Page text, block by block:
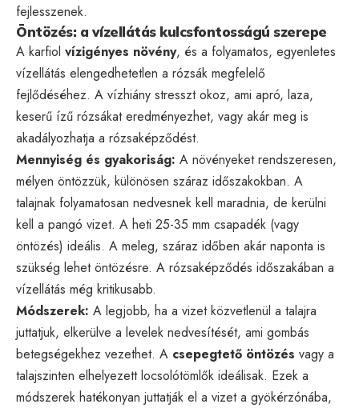
fejlesszenek.
Öntözés: a vízellátás kulcsfontosságú szerepe
A karfiol vízigényes növény, és a folyamatos, egyenletes
vízellátás elengedhetetlen a rózsák megfelelő
fejlődéséhez. A vízhiány stresszt okoz, ami apró, laza,
keserű ízű rózsákat eredményezhet, vagy akár meg is
akadályozhatja a rózsaképződést.
Mennyiség és gyakoriság: A növényeket rendszeresen,
mélyen öntözzük, különösen száraz időszakokban. A
talajnak folyamatosan nedvesnek kell maradnia, de kerülni
kell a pangó vizet. A heti 25-35 mm csapadék (vagy
öntözés) ideális. A meleg, száraz időben akár naponta is
szükség lehet öntözésre. A rózsaképződés időszakában a
vízellátás még kritikusabb.
Módszerek: A legjobb, ha a vizet közvetlenül a talajra
juttatjuk, elkerülve a levelek nedvesítését, ami gombás
betegségekhez vezethet. A csepegtető öntözés vagy a
talajszinten elhelyezett locsolótömlők ideálisak. Ezek a
módszerek hatékonyan juttatják el a vizet a gyökérzónába,